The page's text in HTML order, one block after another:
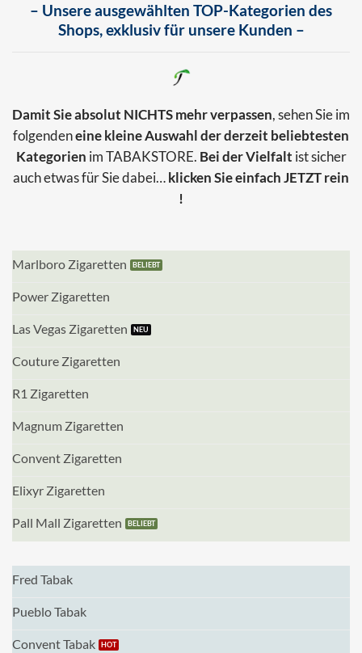
– Unsere ausgewählten TOP-Kategorien des
Shops, exklusiv für unsere Kunden –
Damit Sie absolut NICHTS mehr verpassen, sehen Sie im
folgendeneine kleine Auswahl der derzeit beliebtesten
Kategorien im TABAKSTORE. Bei der Vielfalt ist sicher
auch etwas für Sie dabei…klicken Sie einfach JETZT rein
!
Marlboro Zigaretten
Power Zigaretten
Las Vegas Zigaretten
Couture Zigaretten
R1 Zigaretten
Magnum Zigaretten
Convent Zigaretten
Elixyr Zigaretten
Pall Mall Zigaretten
Fred Tabak
Pueblo Tabak
Convent Tabak